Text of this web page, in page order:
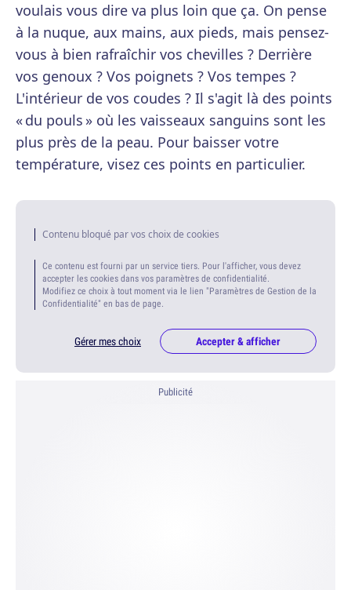
voulais vous dire va plus loin que ça. On pense
à la nuque, aux mains, aux pieds, mais pensez-
vous à bien rafraîchir vos chevilles ? Derrière
vos genoux ? Vos poignets ? Vos tempes ?
L'intérieur de vos coudes ? Il s'agit là des points
« du pouls » où les vaisseaux sanguins sont les
plus près de la peau. Pour baisser votre
température, visez ces points en particulier.
Contenu bloqué par vos choix de cookies
Ce contenu est fourni par un service tiers. Pour l'afficher, vous devez
accepter les cookies dans vos paramètres de confidentialité.
Modifiez ce choix à tout moment via le lien "Paramètres de Gestion de la
Confidentialité" en bas de page.
Gérer mes choix Accepter & afficher
Publicité